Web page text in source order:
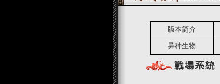
版本简介
异种生物